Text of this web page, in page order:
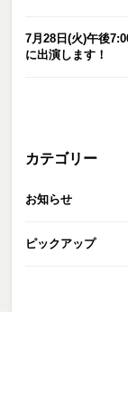
7月28日(火)午後
に出演します！
カテゴリー
お知らせ
ピックアップ